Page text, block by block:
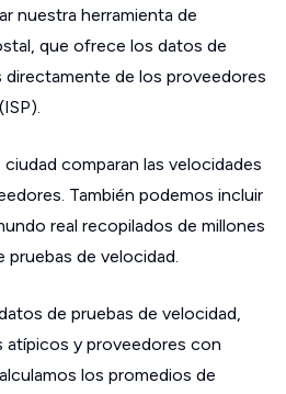
nuestra herramienta de
que ofrece los datos de
de los proveedores
comparan las velocidades
También podemos incluir
real recopilados de millones
pruebas de velocidad.
de pruebas de velocidad,
atípicos y proveedores con
los promedios de